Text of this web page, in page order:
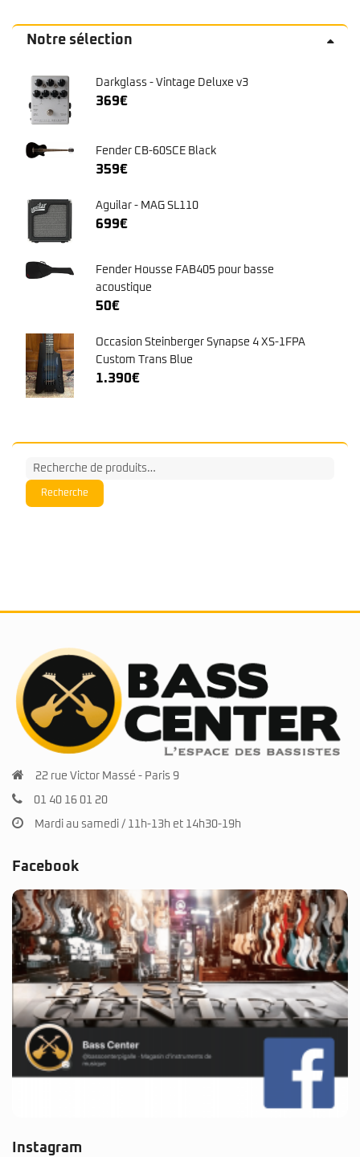
Notre sélection
Darkglass - Vintage Deluxe v3
369€
Fender CB-60SCE Black
359€
Aguilar - MAG SL110
699€
Fender Housse FAB405 pour basse
acoustique
50€
Occasion Steinberger Synapse 4 XS-1FPA
Custom Trans Blue
1.390€
Recherche
pour :
Recherche
22 rue Victor Massé - Paris 9
01 40 16 01 20
Mardi au samedi / 11h-13h et 14h30-19h
Facebook
Instagram